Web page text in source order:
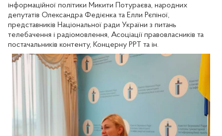
інформаційної політики Микити Потураєва, народних
депутатів Олександра Федієнка та Елли Рєпіної,
представників Національної ради України з питань
телебачення і радіомовлення, Асоціації правовласників та
постачальників контенту, Концерну РРТ та ін.